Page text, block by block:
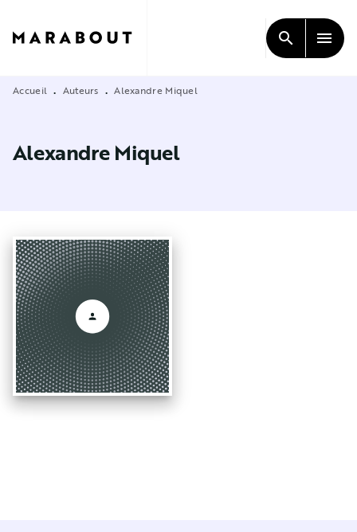
CONTENU
search menu
Accueil • Auteurs • Alexandre Miquel
Alexandre Miquel